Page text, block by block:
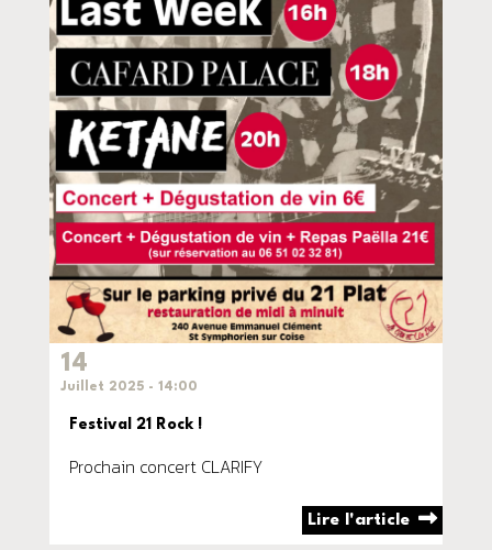
14
Juillet 2025 - 14:00
Festival 21 Rock !
Prochain concert CLARIFY
Lire l'article